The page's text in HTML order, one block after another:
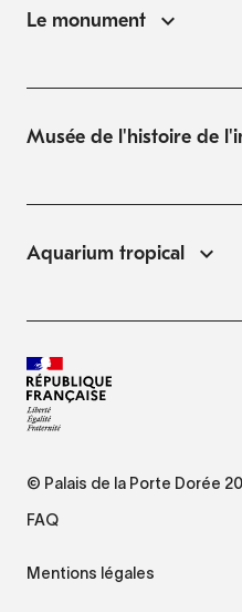
Le monument
Musée de l'histoire de
Aquarium tropical
© Palais de la Porte Dorée
FAQ
Mentions légales